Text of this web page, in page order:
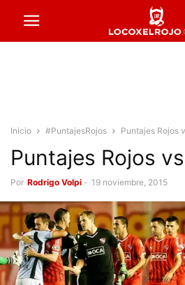
Inicio #PuntajesRojos Puntajes Rojos
Puntajes Rojos
Por Rodrigo Volpi - 19 noviembre, 2015